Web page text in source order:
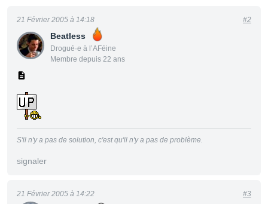
Beatless
Drogué·e à l’AFéine
Membre depuis 22 ans
21 Février 2005 à 14:18 #2
S'il n'y a pas de solution, c'est qu'il n'y a pas de problème.
signaler
21 Février 2005 à 14:22 #3